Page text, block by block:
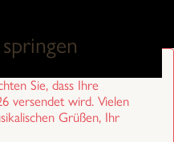
Sie, dass Ihre
versendet wird. Vielen
Grüßen, Ihr